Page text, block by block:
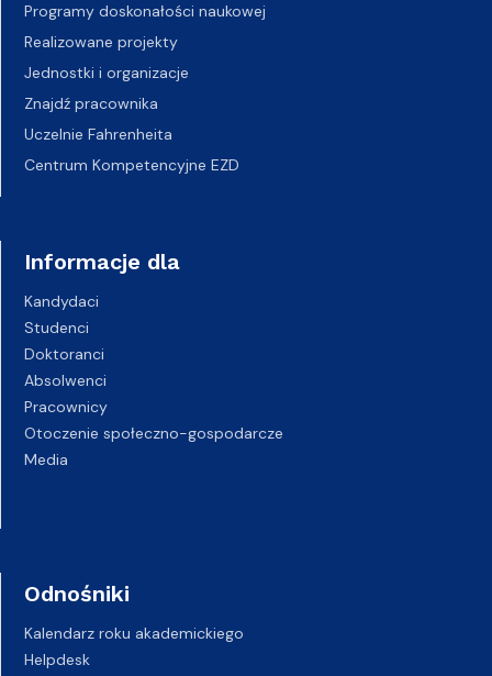
Programy doskonałości naukowej
Realizowane projekty
Jednostki i organizacje
Znajdź pracownika
Uczelnie Fahrenheita
Centrum Kompetencyjne EZD
Informacje dla
Kandydaci
Studenci
Doktoranci
Absolwenci
Pracownicy
Otoczenie społeczno-gospodarcze
Media
Odnośniki
Kalendarz roku akademickiego
Helpdesk